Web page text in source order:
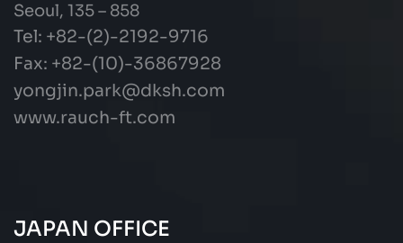
Seoul, 135 – 858
Tel: +82-(2)-2192-9716
Fax: +82-(10)-36867928
yongjin.park@dksh.com
www.rauch-ft.com
JAPAN OFFICE